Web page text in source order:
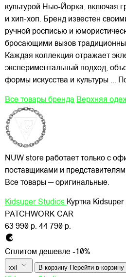
культурой Нью-Йорка, включая
и хип-хоп. Бренд известен
ручной росписью и
бросающими вызов
Каждая коллекция отражает
экспериментальный подход,
формы искусства и культуры ...
Все товары бренда Верхняя
NUW store работает только с
поставщиками и
Все товары — оригинальные.
Kidsuper Studios Куртка
PATCHWORK CAR
63 990 р. 44 790 р.
Сплитом дешевле -10%
xxl В корзину Перейти в корзину